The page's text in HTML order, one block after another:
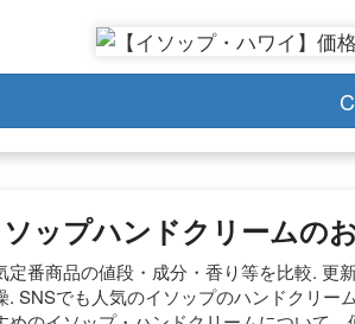
ップハンドクリームの
定番商品の値段・成分・香り等を比較. 更
. SNSでも人気のイソップのハンドクリー